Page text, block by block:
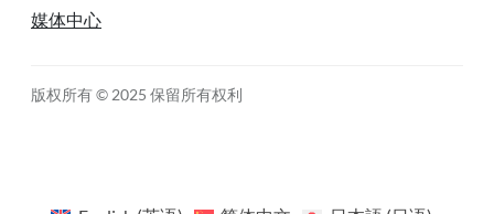
媒体中心
版权所有 © 2025 保留所有权利